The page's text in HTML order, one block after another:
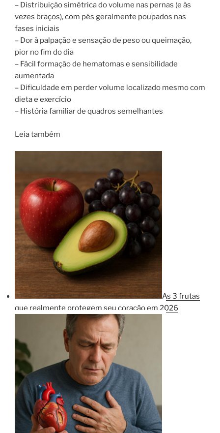
– Distribuição simétrica do volume nas pernas (e às
vezes braços), com pés geralmente poupados nas
fases iniciais
– Dor à palpação e sensação de peso ou queimação,
pior no fim do dia
– Fácil formação de hematomas e sensibilidade
aumentada
– Dificuldade em perder volume localizado mesmo com
dieta e exercício
– História familiar de quadros semelhantes
Leia também
As 3 frutas
que realmente protegem seu coração em 2026